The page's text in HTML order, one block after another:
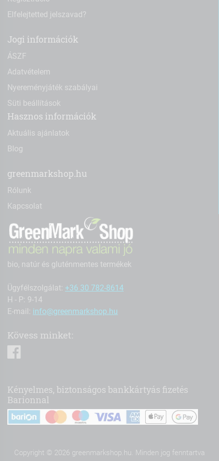
Elfelejtetted jelszavad?
Jogi információk
ÁSZF
Adatvételem
Nyereményjáték szabályai
Süti beállítások
Hasznos információk
Aktuális ajánlatok
Blog
greenmarkshop.hu
Rólunk
Kapcsolat
bio, natúr és gluténmentes termékek
Ügyfélszolgálat: +36 30 782-8614
H - P: 9-14
E-mail: info@greenmarkshop.hu
Kövess minket:
Kényelmes, biztonságos bankkártyás fizetés
Barionnal
Copyright © 2026 greenmarkshop.hu. Minden jog fenntartva